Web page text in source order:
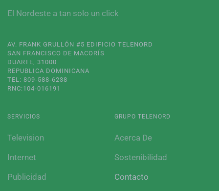
El Nordeste a tan solo un click
AV. FRANK GRULLÓN #5 EDIFICIO TELENORD
SAN FRANCISCO DE MACORÍS
DUARTE, 31000
REPUBLICA DOMINICANA
TEL: 809-588-6238
RNC:104-016191
SERVICIOS
Television
Internet
Publicidad
GRUPO TELENORD
Acerca De
Sostenibilidad
Contacto